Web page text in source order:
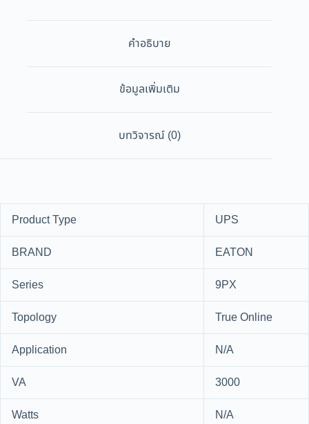
คำอธิบาย
ข้อมูลเพิ่มเติม
บทวิจารณ์ (0)
Product Type
UPS
BRAND
EATON
Series
9PX
Topology
True Online
Application
N/A
VA
3000
Watts
N/A